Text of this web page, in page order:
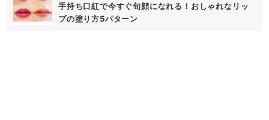
手持ち口紅で今すぐ旬顔になれる！おしゃれなリッ
プの塗り方5パターン